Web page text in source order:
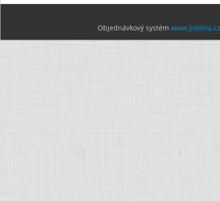
Objednávkový systém www.jidelna.cz